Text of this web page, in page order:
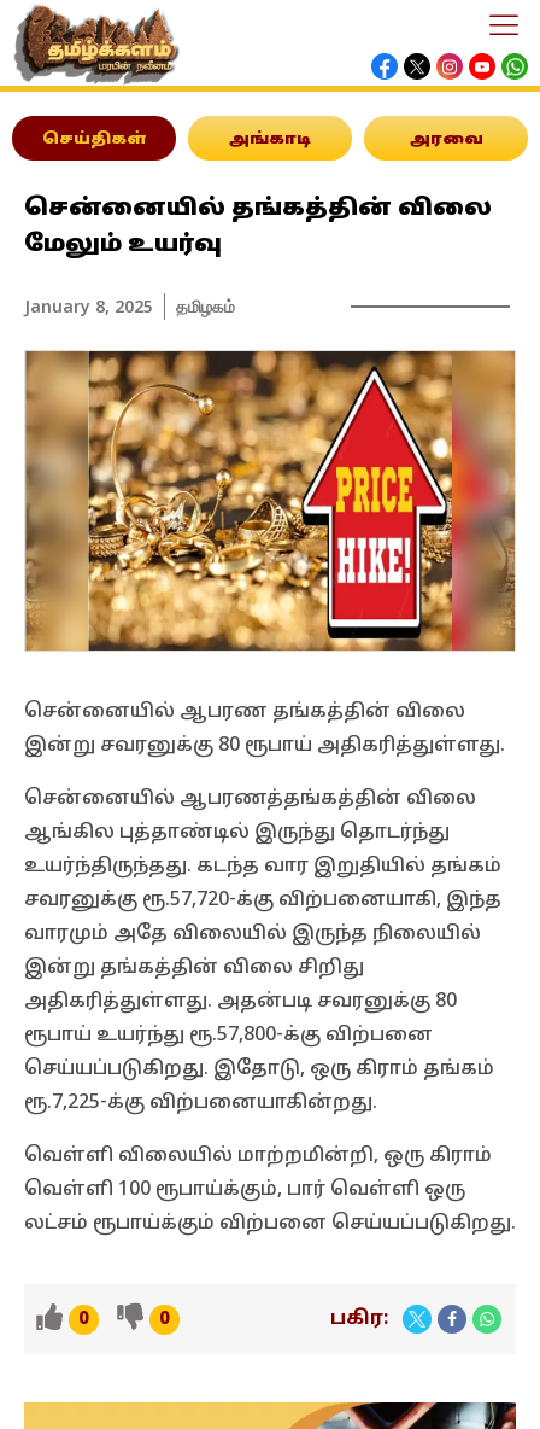
செய்திகள் அங்காடி அரவை
சென்னையில் தங்கத்தின் விலை
மேலும் உயர்வு
January 8, 2025 தமிழகம்
சென்னையில் ஆபரண தங்கத்தின் விலை
இன்று சவரனுக்கு 80 ரூபாய் அதிகரித்துள்ளது.
சென்னையில் ஆபரணத்தங்கத்தின் விலை
ஆங்கில புத்தாண்டில் இருந்து தொடர்ந்து
உயர்ந்திருந்தது. கடந்த வார இறுதியில் தங்கம்
சவரனுக்கு ரூ.57,720-க்கு விற்பனையாகி, இந்த
வாரமும் அதே விலையில் இருந்த நிலையில்
இன்று தங்கத்தின் விலை சிறிது
அதிகரித்துள்ளது. அதன்படி சவரனுக்கு 80
ரூபாய் உயர்ந்து ரூ.57,800-க்கு விற்பனை
செய்யப்படுகிறது. இதோடு, ஒரு கிராம் தங்கம்
ரூ.7,225-க்கு விற்பனையாகின்றது.
வெள்ளி விலையில் மாற்றமின்றி, ஒரு கிராம்
வெள்ளி 100 ரூபாய்க்கும், பார் வெள்ளி ஒரு
லட்சம் ரூபாய்க்கும் விற்பனை செய்யப்படுகிறது.
0 0 பகிர: